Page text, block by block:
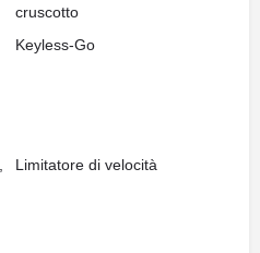
cruscotto
Keyless-Go
Limitatore di velocità